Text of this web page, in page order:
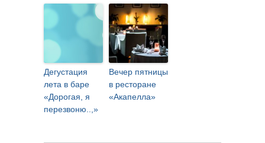
Дегустация
лета в баре
«Дорогая, я
перезвоню..,»
Вечер пятницы
в ресторане
«Акапелла»